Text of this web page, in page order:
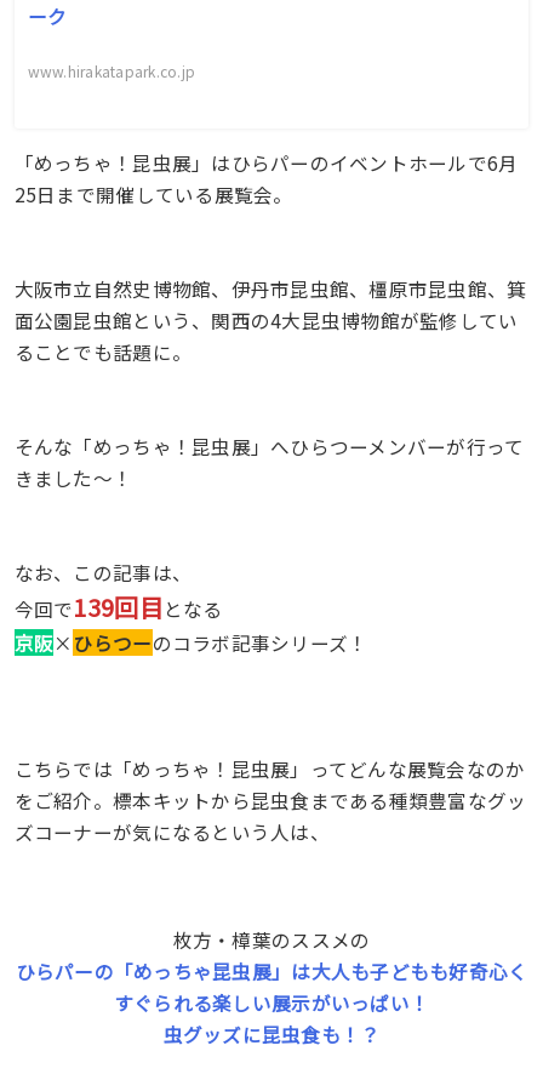
ーク
www.hirakatapark.co.jp
「めっちゃ！昆虫展」はひらパーのイベントホールで6月
25日まで開催している展覧会。
大阪市立自然史博物館、伊丹市昆虫館、橿原市昆虫館、箕
面公園昆虫館という、関西の4大昆虫博物館が監修してい
ることでも話題に。
そんな「めっちゃ！昆虫展」へひらつーメンバーが行って
きました〜！
なお、この記事は、
今回で139回目 となる
京阪× ひらつーのコラボ記事シリーズ！
こちらでは「めっちゃ！昆虫展」ってどんな展覧会なのか
をご紹介。標本キットから昆虫食まである種類豊富なグッ
ズコーナーが気になるという人は、
枚方・樟葉のススメの
ひらパーの「めっちゃ昆虫展」は大人も子どもも好奇心く
すぐられる楽しい展示がいっぱい！
虫グッズに昆虫食も！？